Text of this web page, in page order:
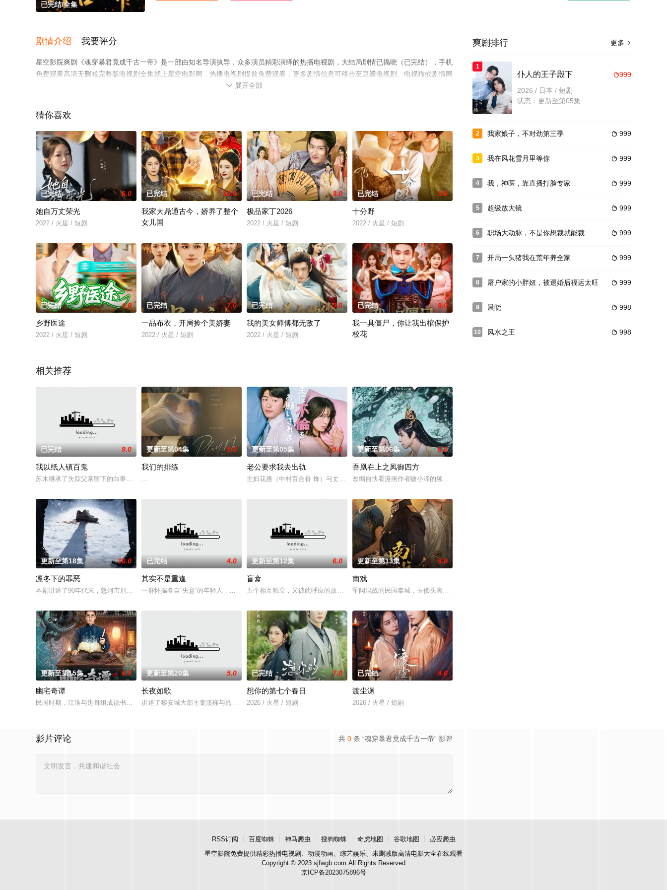
已完结/全集
剧情介绍 我要评分
星空影院爽剧《魂穿暴君竟成千古一帝》是一部由知名导演执导，众多演员精彩演绎的热播电视剧，大结局剧情已揭晓（已完结），手机
免费观看高清无删减完整版电视剧全集就上星空电影网，热播电视剧提前免费观看，更多剧情信息可移步至豆瓣电视剧、电视猫或剧情网
 展开全部
猜你喜欢
已完结 6.0
她自万丈荣光
2022 / 火星 / 短剧
已完结 10.0
我家大鼎通古今，娇养了整个
女儿国
已完结 3.0
极品家丁2026
2022 / 火星 / 短剧
已完结 3.0
十分野
2022 / 火星 / 短剧
已完结 4.0
乡野医途
2022 / 火星 / 短剧
已完结 7.0
一品布衣，开局捡个美娇妻
2022 / 火星 / 短剧
已完结 3.0
我的美女师傅都无敌了
2022 / 火星 / 短剧
已完结 9.0
我一具僵尸，你让我出棺保护
校花
相关推荐
已完结 9.0
我以纸人镇百鬼
苏木继承了失踪父亲留下的白事馆，本想低调扎纸维生，却因一具流血的新娘纸人卷入了一场跨越十年的惊天阴谋。这纸人身上，竟
更新至第04集 5.0
我们的排练
更新至第05集 5.0
老公要求我去出轨
主妇花惠（中村百合香 饰）与丈夫弘树（佐野玲於 饰）及4岁女儿看似幸福，却面临着丧偶式育儿与长达5年的“亲密关系缺失
更新至第06集 6.0
吾凰在上之凤御四方
改编自快看漫画作者嗷小泽的独家连载漫画《吾凰在上》。
更新至第18集 10.0
凛冬下的罪恶
本剧讲述了90年代末，怒河市刑侦支队在无普及监控、无DNA鉴定技术的支持下，通过摸排、勘查等传统刑侦手段，接连破获数
已完结 4.0
其实不是重逢
一群怀揣各自“失意”的年轻人，在沿海小城南安相遇相知，他们决心各展所长创办旅行社。他们以当地的特色人文与美食为引，用
更新至第12集 6.0
盲盒
五个相互独立，又彼此呼应的故事——用一场精心策划的“夏令营”完成复仇的受害者；临终前与遗憾和解的“无用之人”；共享同
更新至第13集 5.0
南戏
军阀混战的民国奉城，玉佛头离奇失窃，戏班主横尸戏台，将冷血少帅许又安与昆曲名伶荣筱楠推向不死不休
更新至第15集 6.0
幽宅奇谭
民国时期，江淮与迅哥组成说书班子，偶遇“白天人住屋，晚上鬼占房”的阴阳宅，江淮被掳走配“阴婚”。他与女探长穆英搭档，
更新至第20集 5.0
长夜如歌
讲述了黎安城大郡主棠溪槿与烈云峥之间曲折动人的情感，以及他们在复杂局势中坚守初心、勇敢面对困难的爱情故事。通过剧中主
已完结 7.0
想你的第七个春日
2026 / 火星 / 短剧
已完结 4.0
渡尘渊
2026 / 火星 / 短剧
共 0 条 “魂穿暴君竟成千古一帝” 影评
影片评论
更多 
爽剧排行
1
999
仆人的王子殿下
2026 / 日本 / 短剧
状态：更新至第05集
2  999
我家娘子，不对劲第三季
3  999
我在风花雪月里等你
4  999
我，神医，靠直播打脸专家
5  999
超级放大镜
6  999
职场大动脉，不是你想裁就能裁
7  999
开局一头猪我在荒年养全家
8  999
屠户家的小胖妞，被退婚后福运太旺
9  998
晨晓
10  998
风水之王
RSS订阅 百度蜘蛛 神马爬虫 搜狗蜘蛛 奇虎地图 谷歌地图
必应爬虫
星空影院免费提供精彩热播电视剧、动漫动画、综艺娱乐、未删减版高清电影大全在线观看
Copyright © 2023 sjfwgb.com All Rights Reserved
京ICP备2023075896号